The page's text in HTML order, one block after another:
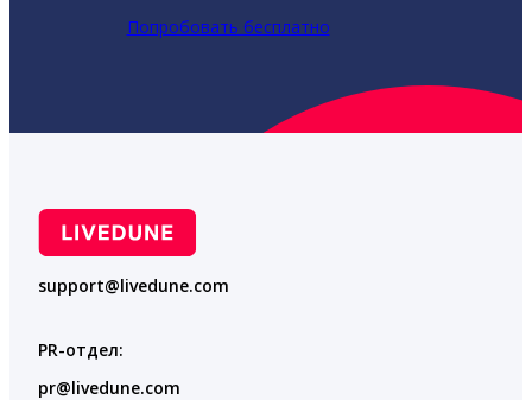
Попробовать бесплатно
support@livedune.com
PR-отдел:
pr@livedune.com